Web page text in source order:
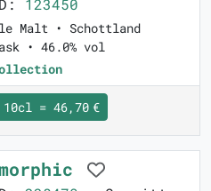
123450
Malt • Schottland
• 46.0% vol
10cl = 46,70 €